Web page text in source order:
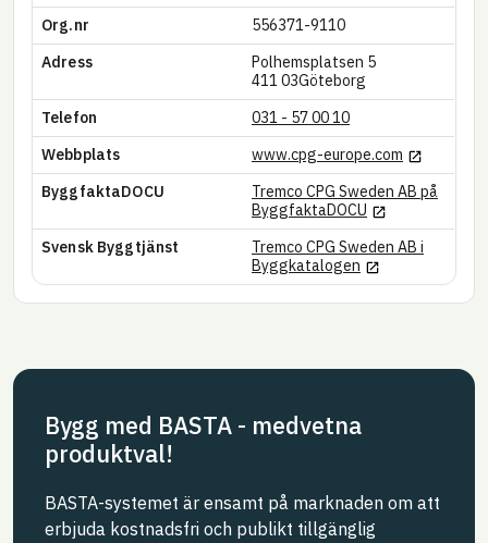
Org.nr
556371-9110
Adress
Polhemsplatsen 5
411 03Göteborg
Telefon
031 - 57 00 10
Webbplats
www.cpg-europe.com Länk till
ByggfaktaDOCU
Tremco CPG Sweden AB på
ByggfaktaDOCU Länk till annan
Svensk Byggtjänst
Tremco CPG Sweden AB i
Byggkatalogen Länk till annan
Bygg med BASTA - medvetna
produktval!
BASTA-systemet är ensamt på marknaden om att
erbjuda kostnadsfri och publikt tillgänglig